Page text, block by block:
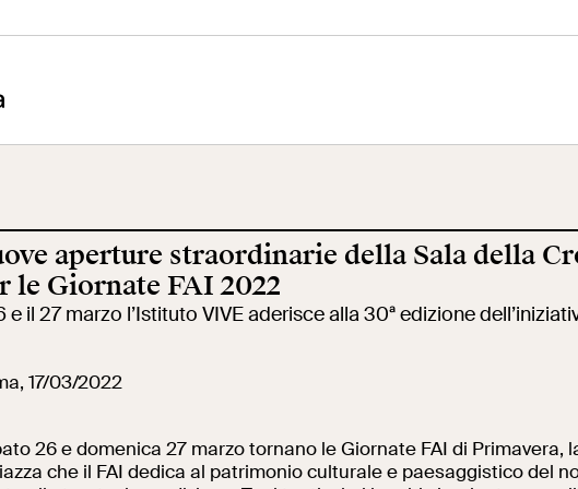
Educazione
Ricerca
Cantiere aperto
Incontriamoci al
Collegio Romano
La collezione
del VIVE
del Risorgimento
Panoramica
aperture straordinarie della Sala della
le Giornate FAI 2022
e il 27 marzo l’Istituto VIVE aderisce alla 30ª edizione
17/03/2022
26 e domenica 27 marzo tornano le Giornate FAI di Primavera,
che il FAI dedica al patrimonio culturale e paesaggistico del